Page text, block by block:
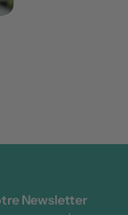
Newsletter